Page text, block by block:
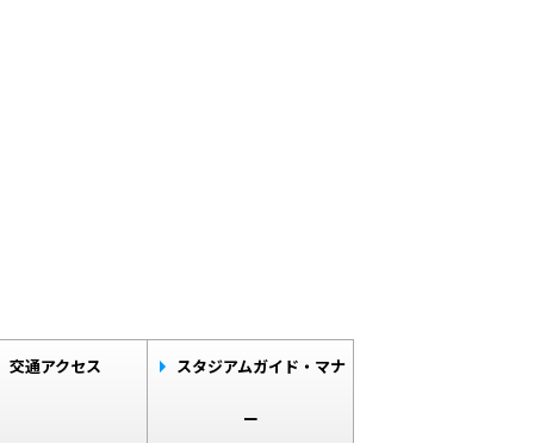
交通アクセス スタジアムガイド・マナ
ー